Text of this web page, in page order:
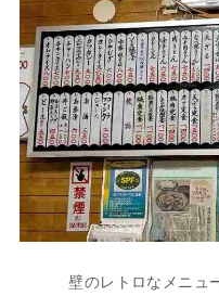
壁のレトロなメニュ